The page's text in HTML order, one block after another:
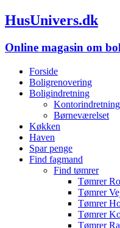
HusUnivers.dk
Online magasin om
Forside
Boligrenovering
Boligindretning
Kontorindretning
Børneværelset
Køkken
Haven
Spar penge
Find fagmand
Find tømrer
Tømrer
Tømrer
Tømrer
Tømrer
Tømrer